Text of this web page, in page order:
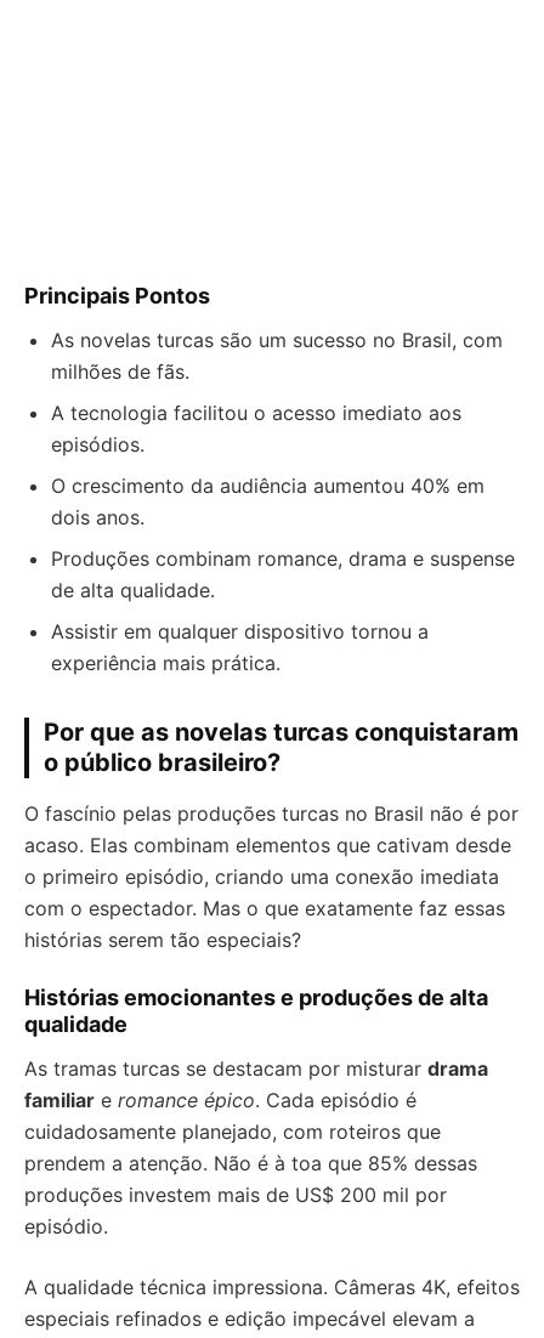
Principais Pontos
As novelas turcas são um sucesso no Brasil, com
milhões de fãs.
A tecnologia facilitou o acesso imediato aos
episódios.
O crescimento da audiência aumentou 40% em
dois anos.
Produções combinam romance, drama e suspense
de alta qualidade.
Assistir em qualquer dispositivo tornou a
experiência mais prática.
Por que as novelas turcas conquistaram
o público brasileiro?
O fascínio pelas produções turcas no Brasil não é por
acaso. Elas combinam elementos que cativam desde
o primeiro episódio, criando uma conexão imediata
com o espectador. Mas o que exatamente faz essas
histórias serem tão especiais?
Histórias emocionantes e produções de alta
qualidade
As tramas turcas se destacam por misturar drama
familiar e romance épico. Cada episódio é
cuidadosamente planejado, com roteiros que
prendem a atenção. Não é à toa que 85% dessas
produções investem mais de US$ 200 mil por
episódio.
A qualidade técnica impressiona. Câmeras 4K, efeitos
especiais refinados e edição impecável elevam a